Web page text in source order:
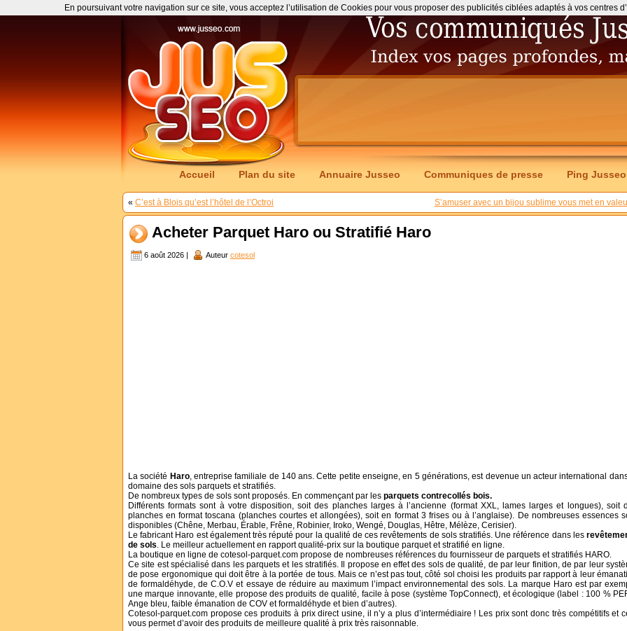
Accueil Plan du site Annuaire Jusseo Communiques de presse Ping Jusseo
« C’est à Blois qu’est l’hôtel de l’Octroi S’amuser avec un bijou sublime vous met en
Acheter Parquet Haro ou Stratifié Haro
6 août 2026 | Auteur cotesol
La société Haro, entreprise familiale de 140 ans. Cette petite enseigne, en 5 générations, est devenue un acteur international
domaine des sols parquets et stratifiés.
De nombreux types de sols sont proposés. En commençant par les parquets contrecollés bois.
Différents formats sont à votre disposition, soit des planches larges à l’ancienne (format XXL, lames larges et longues), soit
planches en format toscana (planches courtes et allongées), soit en format 3 frises ou à l’anglaise). De nombreuses essences
disponibles (Chêne, Merbau, Érable, Frêne, Robinier, Iroko, Wengé, Douglas, Hêtre, Mélèze, Cerisier).
Le fabricant Haro est également très réputé pour la qualité de ces revêtements de sols stratifiés. Une référence dans les
de sols . Le meilleur actuellement en rapport qualité-prix sur la boutique parquet et stratifié en ligne.
La boutique en ligne de cotesol-parquet.com propose de nombreuses références du fournisseur de parquets et stratifiés HARO.
Ce site est spécialisé dans les parquets et les stratifiés. Il propose en effet des sols de qualité, de par leur finition, de par leur
de pose ergonomique qui doit être à la portée de tous. Mais ce n’est pas tout, côté sol choisi les produits par rapport à leur
de formaldéhyde, de C.O.V et essaye de réduire au maximum l’impact environnemental des sols. La marque Haro est par
une marque innovante, elle propose des produits de qualité, facile à pose (système TopConnect), et écologique (label : 100 %
Ange bleu, faible émanation de COV et formaldéhyde et bien d’autres).
Cotesol-parquet.com propose ces produits à prix direct usine, il n’y a plus d’intermédiaire ! Les prix sont donc très compétitifs et
vous permet d’avoir des produits de meilleure qualité à prix très raisonnable.
En poursuivant votre navigation sur ce site, vous acceptez l’utilisation de Cookies pour vous proposer des publicités ciblées adaptés à vos centres